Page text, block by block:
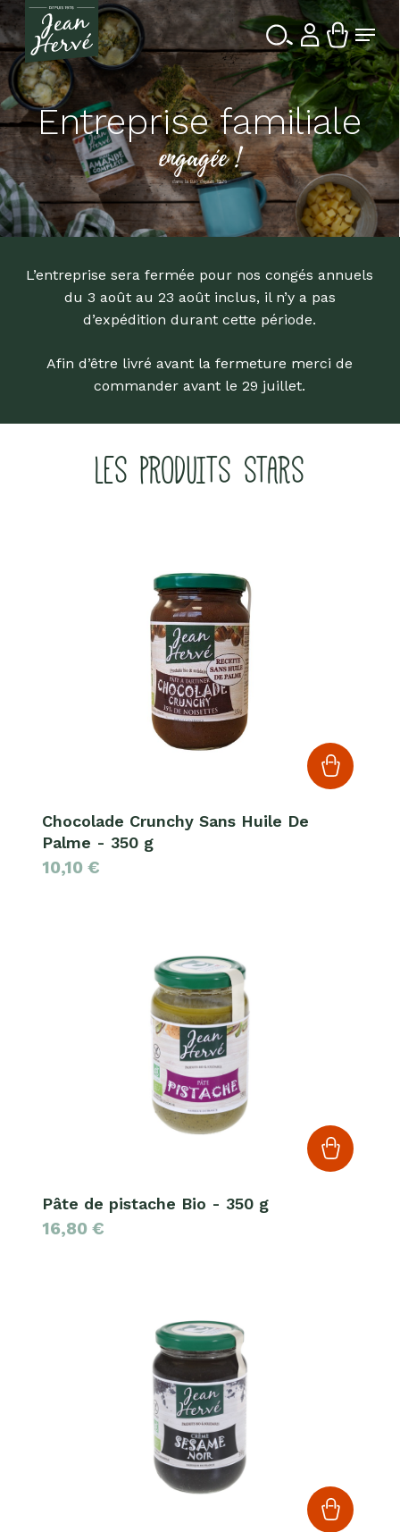
Passer
au
contenu
principalRecherche
de
produits
Menu
Entreprise
familiale
engagée !
dans la Bio depuis 1976
L’entreprise sera fermée pour nos congés annuels
du 3 août au 23 août inclus, il n’y a pas
d’expédition durant cette période.
Afin d’être livré avant la fermeture merci de
commander avant le 29 juillet.
LES PRODUITS STARS
Chocolade Crunchy Sans Huile De
Palme - 350 g
10,10 €
Pâte de pistache Bio - 350 g
16,80 €
le
menu